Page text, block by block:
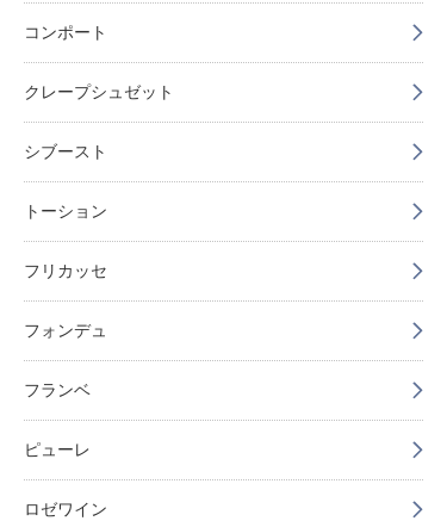
コンポート
クレープシュゼット
シブースト
トーション
フリカッセ
フォンデュ
フランベ
ピューレ
ロゼワイン